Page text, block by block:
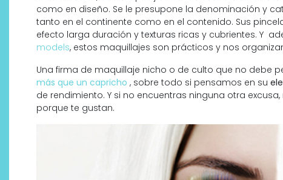
como en diseño. Se le presupone la denominación y
tanto en el continente como en el contenido. Sus
efecto larga duración y texturas ricas y cubrientes. Y
models, estos maquillajes son prácticos y nos
Una firma de maquillaje nicho o de culto que no debe
más que un capricho , sobre todo si pensamos en su
de rendimiento. Y si no encuentras ninguna otra
porque te gustan.